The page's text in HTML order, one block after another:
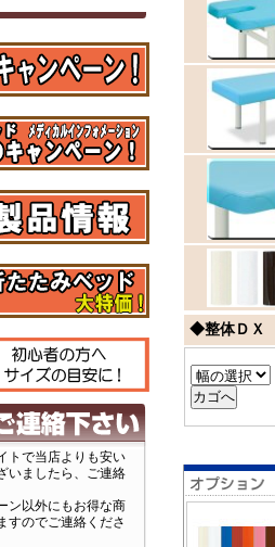
トで当店よりも安い
いましたら、ご連絡
ン以外にもお得な商
すのでご連絡くださ
◆整体ＤＸ